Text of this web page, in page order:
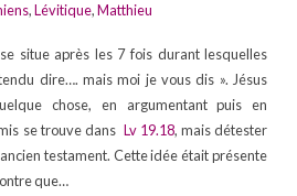
,Lévitique,Matthieu
situe après les 7 fois durant lesquelles
dire…. mais moi je vous dis ». Jésus
chose, en argumentant puis en
se trouve dans Lv 19.18, mais détester
testament. Cette idée était présente
que…